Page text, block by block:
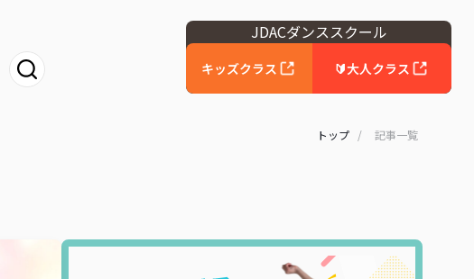
JDACダンススクール
キッズクラス 🔰大人クラス
トップ / 記事一覧